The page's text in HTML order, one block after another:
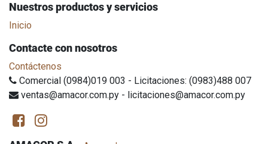
Nuestros productos y servicios
Inicio
Contacte con nosotros
Contáctenos
Comercial (0984)019 003 - Licitaciones: (0983)488 007
ventas@amacor.com.py - licitaciones@amacor.com.py